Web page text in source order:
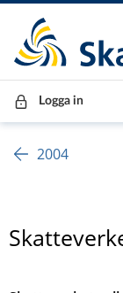
Till innehåll
Till navigationen
Till chattrobot
Logga in
2004